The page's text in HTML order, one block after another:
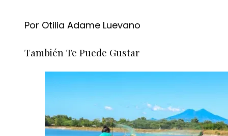
Por Otilia Adame Luevano
También Te Puede Gustar